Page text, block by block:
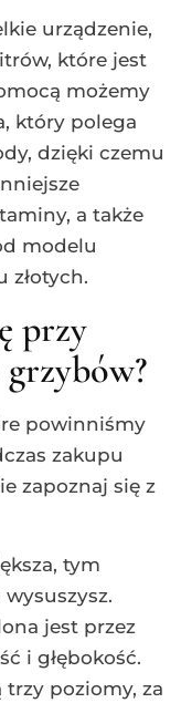
urządzenie,
które jest
możemy
który polega
dzięki czemu
a także
modelu
złotych.
przy
powinniśmy
zakupu
zapoznaj się z
tym
jest przez
i głębokość.
trzy poziomy, za